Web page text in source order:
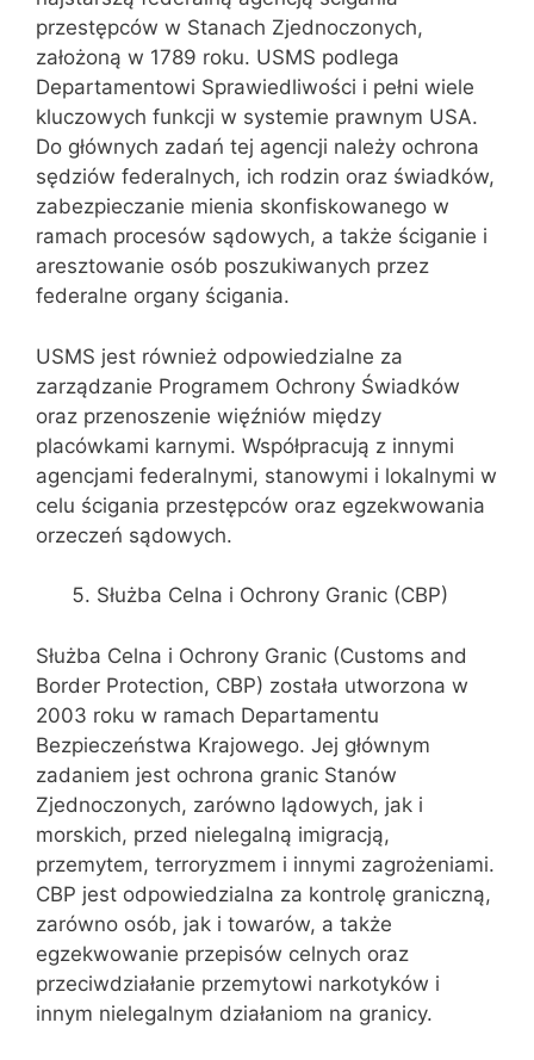
przestępców w Stanach Zjednoczonych,
założoną w 1789 roku. USMS podlega
Departamentowi Sprawiedliwości i pełni wiele
kluczowych funkcji w systemie prawnym USA.
Do głównych zadań tej agencji należy ochrona
sędziów federalnych, ich rodzin oraz świadków,
zabezpieczanie mienia skonfiskowanego w
ramach procesów sądowych, a także ściganie i
aresztowanie osób poszukiwanych przez
federalne organy ścigania.
USMS jest również odpowiedzialne za
zarządzanie Programem Ochrony Świadków
oraz przenoszenie więźniów między
placówkami karnymi. Współpracują z innymi
agencjami federalnymi, stanowymi i lokalnymi w
celu ścigania przestępców oraz egzekwowania
orzeczeń sądowych.
Służba Celna i Ochrony Granic (CBP)
Służba Celna i Ochrony Granic (Customs and
Border Protection, CBP) została utworzona w
2003 roku w ramach Departamentu
Bezpieczeństwa Krajowego. Jej głównym
zadaniem jest ochrona granic Stanów
Zjednoczonych, zarówno lądowych, jak i
morskich, przed nielegalną imigracją,
przemytem, terroryzmem i innymi zagrożeniami.
CBP jest odpowiedzialna za kontrolę graniczną,
zarówno osób, jak i towarów, a także
egzekwowanie przepisów celnych oraz
przeciwdziałanie przemytowi narkotyków i
innym nielegalnym działaniom na granicy.